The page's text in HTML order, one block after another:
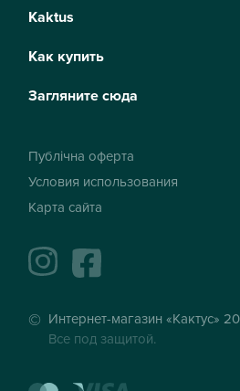
Kaktus
Как купить
Загляните сюда
Публічна оферта
Условия использования
Карта сайта
instagramfacebook
Интернет-магазин «Кактус»
Все под защитой.